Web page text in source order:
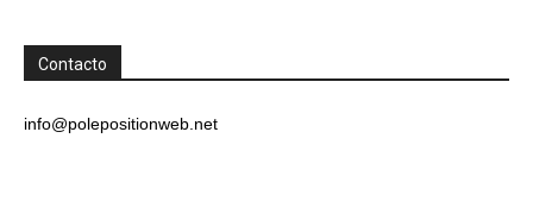
Contacto
info@polepositionweb.net